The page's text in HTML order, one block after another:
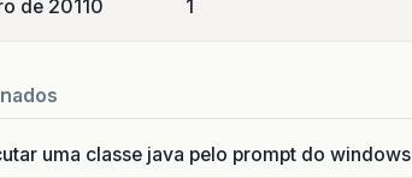
de 20110 1
uma classe java pelo prompt do windows